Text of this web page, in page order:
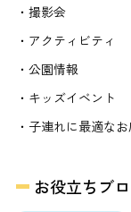
・撮影会
・アクティビティ
・公園情報
・キッズイベント
・子連れに最適な
お役立ちブ